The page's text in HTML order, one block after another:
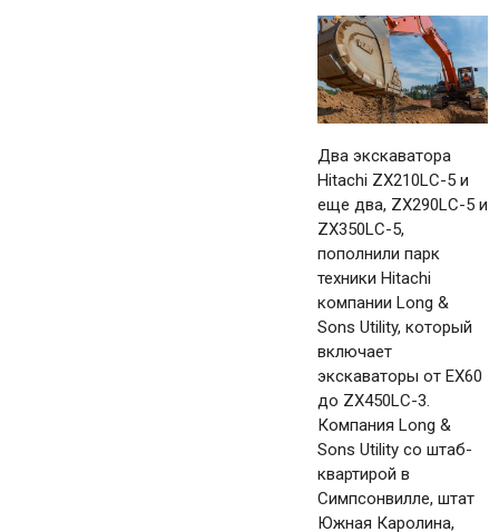
Два экскаватора
Hitachi ZX210LC-5 и
еще два, ZX290LC-5 и
ZX350LC-5,
пополнили парк
техники Hitachi
компании Long &
Sons Utility, который
включает
экскаваторы от EX60
до ZX450LC-3.
Компания Long &
Sons Utility со штаб-
квартирой в
Симпсонвилле, штат
Южная Каролина,